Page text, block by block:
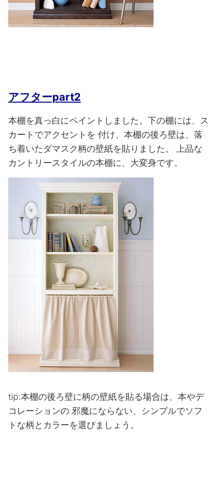
アフターpart2
本棚を真っ白にペイントしました。下の棚には、ス
カートでアクセントを 付け、本棚の後ろ壁は、落
ち着いたダマスク柄の壁紙を貼りました。
上品な
カントリースタイルの本棚に、大変身です。
tip:本棚の後ろ壁に柄の壁紙を貼る場合は、本やデ
コレーションの邪魔にならない、シンプルでソフ
トな柄とカラーを選びましょう。